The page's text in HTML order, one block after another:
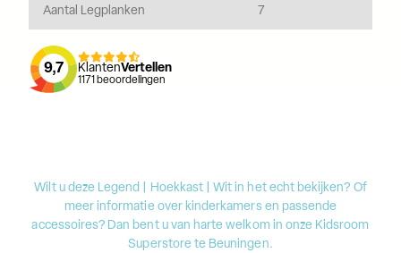
Aantal Legplanken 7
9,7 KlantenVertellen
1171 beoordelingen
Wilt u deze Legend | Hoekkast | Wit in het echt bekijken? Of
meer informatie over kinderkamers en passende
accessoires? Dan bent u van harte welkom in onze Kidsroom
Superstore te Beuningen.